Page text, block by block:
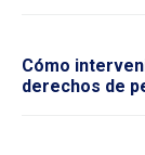
Cómo
derechos de